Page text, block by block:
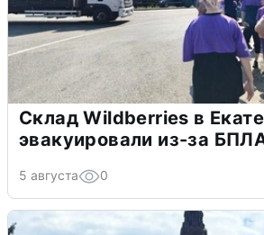
Склад Wildberries в
эвакуировали из-за
5 августа 0